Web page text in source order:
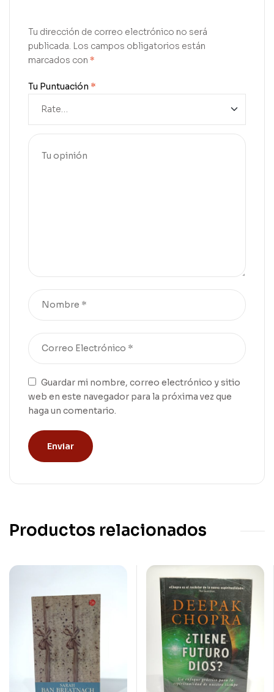
Tu dirección de correo electrónico no será
publicada. Los campos obligatorios están
marcados con *
Tu Puntuación *
Guardar mi nombre, correo electrónico y sitio
web en este navegador para la próxima vez que
haga un comentario.
Productos relacionados